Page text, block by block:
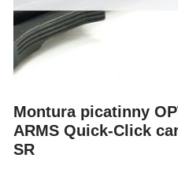
Montura picatinny
ARMS Quick-Click
SR